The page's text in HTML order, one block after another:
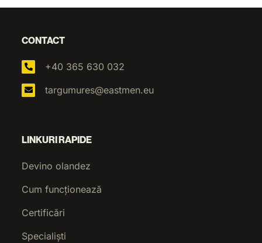
CONTACT
+40 365 630 032
targumures@eastmen.eu
LINKURI RAPIDE
Devino olandez
Cum funcționează
Certificări
Specialiști